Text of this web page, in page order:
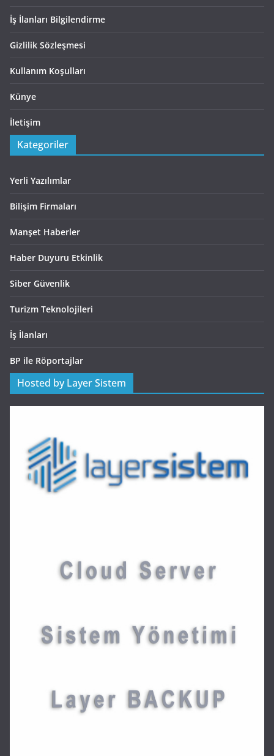
İş İlanları Bilgilendirme
Gizlilik Sözleşmesi
Kullanım Koşulları
Künye
İletişim
Kategoriler
Yerli Yazılımlar
Bilişim Firmaları
Manşet Haberler
Haber Duyuru Etkinlik
Siber Güvenlik
Turizm Teknolojileri
İş İlanları
BP ile Röportajlar
Hosted by Layer Sistem